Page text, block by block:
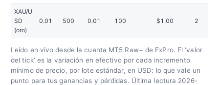
XAU/U
SD
(oro)
0.01 500 0.01 100 $1.00 2
Leído en vivo desde la cuenta MT5 Raw+ de FxPro. El ‘valor
del tick’ es la variación en efectivo por cada incremento
mínimo de precio, por lote estándar, en USD: lo que vale un
punto para tus ganancias y pérdidas. Última lectura 2026-